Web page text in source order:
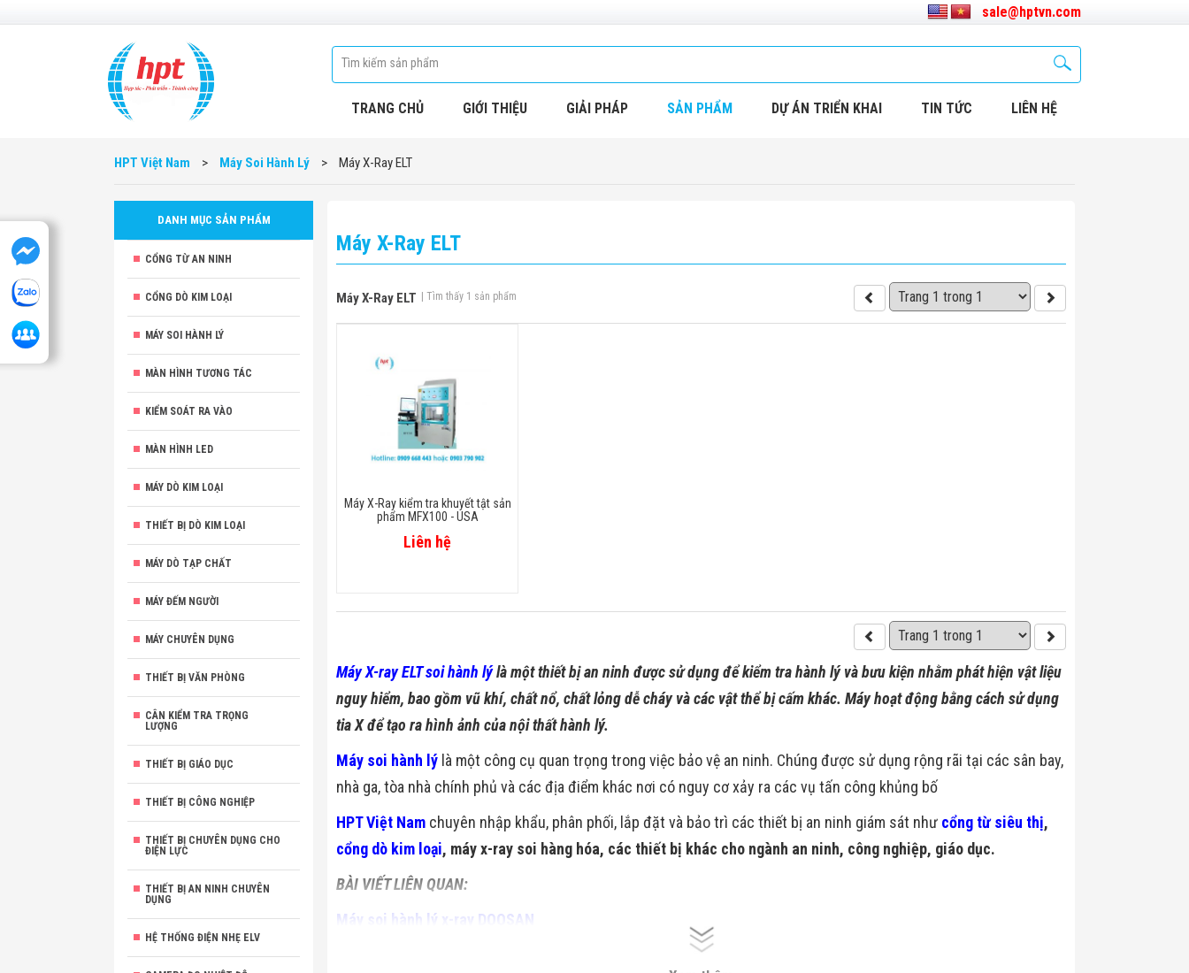
sale@hptvn.com
TRANG CHỦ GIỚI THIỆU GIẢI PHÁP SẢN PHẨM DỰ ÁN TRIỂN KHAI TIN TỨC LIÊN HỆ
HPT Việt Nam > Máy Soi Hành Lý > Máy X-Ray ELT
DANH MỤC SẢN PHẨM
CỔNG TỪ AN NINH
CỔNG DÒ KIM LOẠI
MÁY SOI HÀNH LÝ
MÀN HÌNH TƯƠNG TÁC
KIỂM SOÁT RA VÀO
MÀN HÌNH LED
MÁY DÒ KIM LOẠI
THIẾT BỊ DÒ KIM LOẠI
MÁY DÒ TẠP CHẤT
MÁY ĐẾM NGƯỜI
MÁY CHUYÊN DỤNG
THIẾT BỊ VĂN PHÒNG
CÂN KIỂM TRA TRỌNG
LƯỢNG
THIẾT BỊ GIÁO DỤC
THIẾT BỊ CÔNG NGHIỆP
THIẾT BỊ CHUYÊN DỤNG CHO
ĐIỆN LỰC
THIẾT BỊ AN NINH CHUYÊN
DỤNG
HỆ THỐNG ĐIỆN NHẸ ELV
Máy X-Ray ELT
Máy X-Ray ELT | Tìm thấy 1 sản phẩm
Máy X-Ray kiểm tra khuyết tật sản
phẩm MFX100 - USA
Liên hệ
Máy X-ray ELT soi hành lýlà một thiết bị an ninh được sử dụng để kiểm tra hành lý và bưu kiện nhằm phát hiện vật liệu
nguy hiểm, bao gồm vũ khí, chất nổ, chất lỏng dễ cháy và các vật thể bị cấm khác. Máy hoạt động bằng cách sử dụng
tia X để tạo ra hình ảnh của nội thất hành lý.
Máy soi hành lý là một công cụ quan trọng trong việc bảo vệ an ninh. Chúng được sử dụng rộng rãi tại các sân bay,
nhà ga, tòa nhà chính phủ và các địa điểm khác nơi có nguy cơ xảy ra các vụ tấn công khủng bố
HPT Việt Nam chuyên nhập khẩu, phân phối, lắp đặt và bảo trì các thiết bị an ninh giám sát như cổng từ siêu thị,
cổng dò kim loại, máy x-ray soi hàng hóa, các thiết bị khác cho ngành an ninh, công nghiệp, giáo dục.
BÀI VIẾT LIÊN QUAN:
Máy soi hành lý x-ray DOOSAN